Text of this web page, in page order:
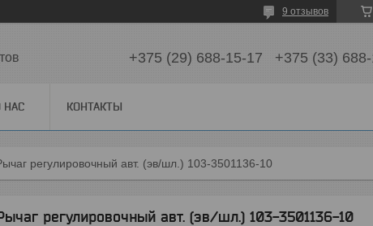
9 отзывов
+375 (29) 688-15-17 +375 (33)
НАС КОНТАКТЫ
регулировочный авт. (эв/шл.) 103-3501136-10
регулировочный авт. (эв/шл.) 103-3501136-10